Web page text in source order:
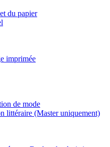
du papier
imprimée
de mode
littéraire (Master uniquement)